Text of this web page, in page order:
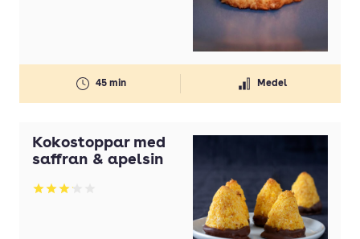
45 min Medel
Kokostoppar med
saffran & apelsin
Betyg: 3.11 av 5